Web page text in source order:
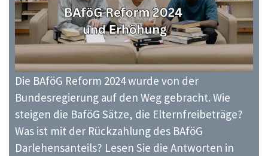
Die BAföG Reform 2024 wurde von der
Bundesregierung auf den Weg gebracht. Wie
steigen die BaföG Sätze, die Elternfreibeträge?
Was ist mit der Rückzahlung des BAföG
Darlehensanteils? Lesen Sie die Antworten in